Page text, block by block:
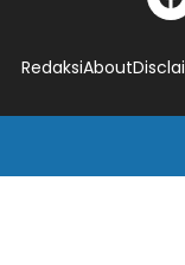
RedaksiAbout